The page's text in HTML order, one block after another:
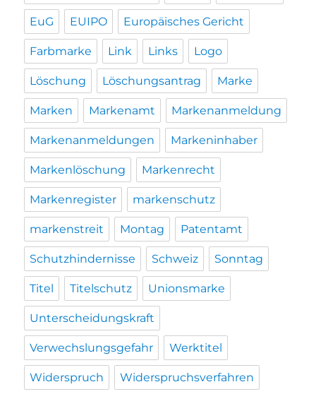
EuG EUIPO Europäisches Gericht
Farbmarke Link Links Logo
Löschung Löschungsantrag Marke
Marken Markenamt Markenanmeldung
Markenanmeldungen Markeninhaber
Markenlöschung Markenrecht
Markenregister markenschutz
markenstreit Montag Patentamt
Schutzhindernisse Schweiz Sonntag
Titel Titelschutz Unionsmarke
Unterscheidungskraft
Verwechslungsgefahr Werktitel
Widerspruch Widerspruchsverfahren